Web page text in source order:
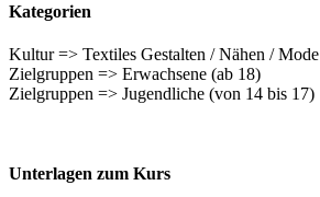
Kategorien
Kultur => Textiles Gestalten / Nähen / Mode
Zielgruppen => Erwachsene (ab 18)
Zielgruppen => Jugendliche (von 14 bis 17)
Unterlagen zum Kurs